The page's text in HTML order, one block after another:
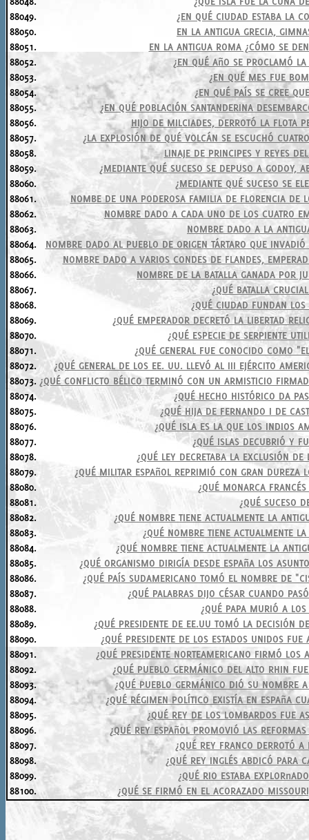
88049.
¿EN QUÉ CIUDAD ESTABA LA
88050.
EN LA ANTIGUA GRECIA,
88051.
EN LA ANTIGUA ROMA ¿CÓMO SE
88052.
¿EN QUÉ AñO SE PROCLAMÓ
88053.
¿EN QUÉ MES FUE
88054.
¿EN QUÉ PAÍS SE CREE
88055.
¿EN QUÉ POBLACIÓN SANTANDERINA
88056.
HIJO DE MILCIADES, DERROTÓ LA FLOTA
88057.
¿LA EXPLOSIÓN DE QUÉ VOLCÁN SE ESCUCHÓ
88058.
LINAJE DE PRINCIPES Y REYES
88059.
¿MEDIANTE QUÉ SUCESO SE DEPUSO A GODOY,
88060.
¿MEDIANTE QUÉ SUCESO SE
88061.
NOMBE DE UNA PODEROSA FAMILIA DE FLORENCIA DE
88062.
NOMBRE DADO A CADA UNO DE LOS CUATRO
88063.
NOMBRE DADO A LA
88064.
NOMBRE DADO AL PUEBLO DE ORIGEN TÁRTARO QUE
88065.
NOMBRE DADO A VARIOS CONDES DE FLANDES,
88066.
NOMBRE DE LA BATALLA GANADA POR
88067.
¿QUÉ BATALLA
88068.
¿QUÉ CIUDAD FUNDAN
88069.
¿QUÉ EMPERADOR DECRETÓ LA LIBERTAD
88070.
¿QUÉ ESPECIE DE SERPIENTE
88071.
¿QUÉ GENERAL FUE CONOCIDO COMO
88072.
¿QUÉ GENERAL DE LOS EE. UU. LLEVÓ AL III EJÉRCITO
88073. ¿QUÉ CONFLICTO BÉLICO TERMINÓ CON UN ARMISTICIO
88074.
¿QUÉ HECHO HISTÓRICO DA
88075.
¿QUÉ HIJA DE FERNANDO I DE
88076.
¿QUÉ ISLA ES LA QUE LOS INDIOS
88077.
¿QUÉ ISLAS DECUBRIÓ Y
88078.
¿QUÉ LEY DECRETABA LA EXCLUSIÓN
88079.
¿QUÉ MILITAR ESPAñOL REPRIMIÓ CON GRAN DUREZA
88080.
¿QUÉ MONARCA
88081.
¿QUÉ SUCESO
88082.
¿QUÉ NOMBRE TIENE ACTUALMENTE LA
88083.
¿QUÉ NOMBRE TIENE ACTUALMENTE
88084.
¿QUÉ NOMBRE TIENE ACTUALMENTE LA
88085.
¿QUÉ ORGANISMO DIRIGÍA DESDE ESPAñA LOS
88086.
¿QUÉ PAÍS SUDAMERICANO TOMÓ EL NOMBRE DE
88087.
¿QUÉ PALABRAS DIJO CÉSAR CUANDO
88088.
¿QUÉ PAPA MURIÓ A
88089.
¿QUÉ PRESIDENTE DE EE.UU TOMÓ LA DECISIÓN
88090.
¿QUÉ PRESIDENTE DE LOS ESTADOS UNIDOS
88091.
¿QUÉ PRESIDENTE NORTEAMERICANO FIRMÓ
88092.
¿QUÉ PUEBLO GERMÁNICO DEL ALTO RHIN
88093.
¿QUÉ PUEBLO GERMÁNICO DIÓ SU NOMBRE
88094.
¿QUÉ RÉGIMEN POLÍTICO EXISTÍA EN ESPAñA
88095.
¿QUÉ REY DE LOS LOMBARDOS FUE
88096.
¿QUÉ REY ESPAñOL PROMOVIÓ LAS
88097.
¿QUÉ REY FRANCO DERROTÓ
88098.
¿QUÉ REY INGLÉS ABDICÓ PARA
88099.
¿QUÉ RIO ESTABA
88100.
¿QUÉ SE FIRMÓ EN EL ACORAZADO